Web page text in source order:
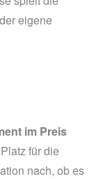
eigene
im Preis
für die
nach, ob es